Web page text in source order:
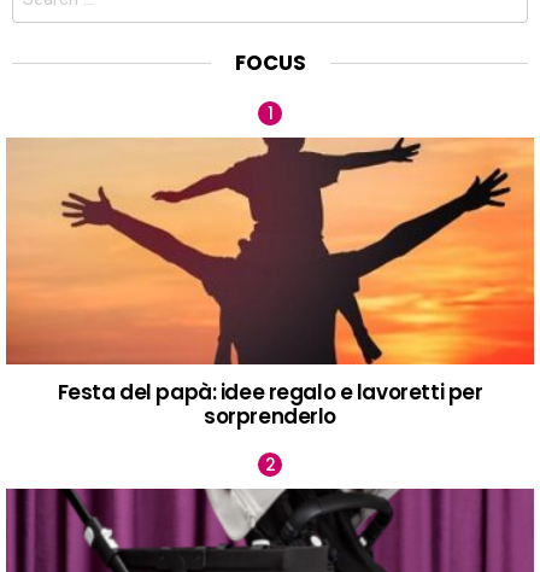
FOCUS
Festa del papà: idee regalo e lavoretti per
sorprenderlo